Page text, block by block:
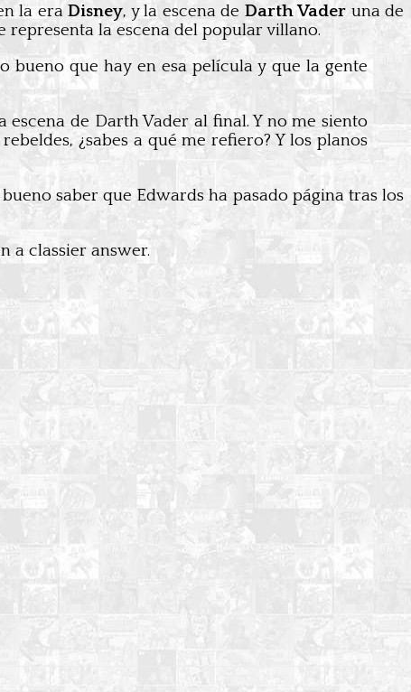
la era Disney, y la escena de Darth Vader una de
representa la escena del popular villano.
bueno que hay en esa película y que la gente
de Darth Vader al final. Y no me siento
¿sabes a qué me refiero? Y los planos
saber que Edwards ha pasado página tras los
a classier answer.